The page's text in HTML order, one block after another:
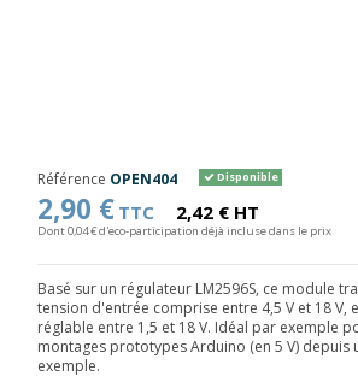
Référence OPEN404 Disponible
2,90 € TTC 2,42 € HT
Dont 0,04 € d'eco-participation déjà incluse dans le prix
Basé sur un régulateur LM2596S, ce module
tension d'entrée comprise entre 4,5 V et 18 V,
réglable entre 1,5 et 18 V. Idéal par exemple
montages prototypes Arduino (en 5 V) depuis
exemple.